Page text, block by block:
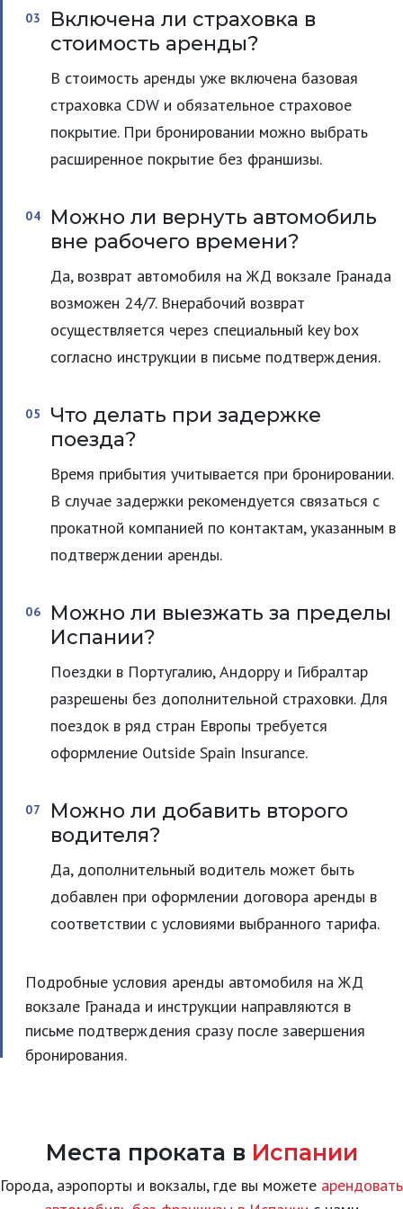
Включена ли страховка в
стоимость аренды?
В стоимость аренды уже включена базовая
страховка CDW и обязательное страховое
покрытие. При бронировании можно выбрать
расширенное покрытие без франшизы.
Можно ли вернуть автомобиль
вне рабочего времени?
Да, возврат автомобиля на ЖД вокзале Гранада
возможен 24/7. Внерабочий возврат
осуществляется через специальный key box
согласно инструкции в письме подтверждения.
Что делать при задержке
поезда?
Время прибытия учитывается при бронировании.
В случае задержки рекомендуется связаться с
прокатной компанией по контактам, указанным в
подтверждении аренды.
Можно ли выезжать за пределы
Испании?
Поездки в Португалию, Андорру и Гибралтар
разрешены без дополнительной страховки. Для
поездок в ряд стран Европы требуется
оформление Outside Spain Insurance.
Можно ли добавить второго
водителя?
Да, дополнительный водитель может быть
добавлен при оформлении договора аренды в
соответствии с условиями выбранного тарифа.
Подробные условия аренды автомобиля на ЖД
вокзале Гранада и инструкции направляются в
письме подтверждения сразу после завершения
бронирования.
Места проката в Испании
Города, аэропорты и вокзалы, где вы можете арендовать